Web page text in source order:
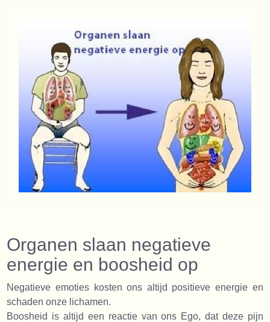
Organen slaan negatieve
energie en boosheid op
Negatieve emoties kosten ons altijd positieve energie en
schaden onze lichamen.
Boosheid is altijd een reactie van ons Ego, dat deze pijn